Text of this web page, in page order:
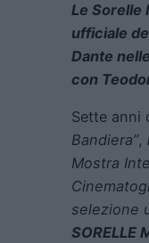
Le Sorelle
ufficiale
Dante
con
Sette anni
Bandiera”,
Mostra
selezione
SORELLE